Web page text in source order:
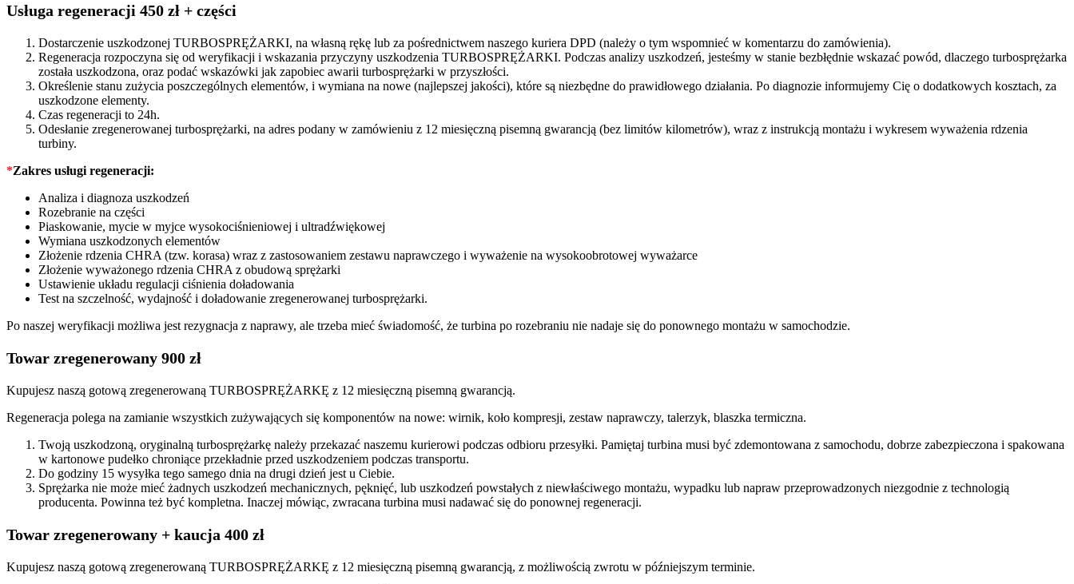
Usługa regeneracji 450 zł + części
Dostarczenie uszkodzonej TURBOSPRĘŻARKI, na własną rękę lub za pośrednictwem naszego kuriera DPD (należy o tym wspomnieć w komentarzu do zamówienia).
Regeneracja rozpoczyna się od weryfikacji i wskazania przyczyny uszkodzenia TURBOSPRĘŻARKI. Podczas analizy uszkodzeń, jesteśmy w stanie bezbłędnie wskazać powód, dlaczego turbosprężarka
została uszkodzona, oraz podać wskazówki jak zapobiec awarii turbosprężarki w przyszłości.
Określenie stanu zużycia poszczególnych elementów, i wymiana na nowe (najlepszej jakości), które są niezbędne do prawidłowego działania. Po diagnozie informujemy Cię o dodatkowych kosztach, za
uszkodzone elementy.
Czas regeneracji to 24h.
Odesłanie zregenerowanej turbosprężarki, na adres podany w zamówieniu z 12 miesięczną pisemną gwarancją (bez limitów kilometrów), wraz z instrukcją montażu i wykresem wyważenia rdzenia
turbiny.
*Zakres usługi regeneracji:
Analiza i diagnoza uszkodzeń
Rozebranie na części
Piaskowanie, mycie w myjce wysokociśnieniowej i ultradźwiękowej
Wymiana uszkodzonych elementów
Złożenie rdzenia CHRA (tzw. korasa) wraz z zastosowaniem zestawu naprawczego i wyważenie na wysokoobrotowej wyważarce
Złożenie wyważonego rdzenia CHRA z obudową sprężarki
Ustawienie układu regulacji ciśnienia doładowania
Test na szczelność, wydajność i doładowanie zregenerowanej turbosprężarki.
Po naszej weryfikacji możliwa jest rezygnacja z naprawy, ale trzeba mieć świadomość, że turbina po rozebraniu nie nadaje się do ponownego montażu w samochodzie.
Towar zregenerowany 900 zł
Kupujesz naszą gotową zregenerowaną TURBOSPRĘŻARKĘ z 12 miesięczną pisemną gwarancją.
Regeneracja polega na zamianie wszystkich zużywających się komponentów na nowe: wirnik, koło kompresji, zestaw naprawczy, talerzyk, blaszka termiczna.
Twoją uszkodzoną, oryginalną turbosprężarkę należy przekazać naszemu kurierowi podczas odbioru przesyłki. Pamiętaj turbina musi być zdemontowana z samochodu, dobrze zabezpieczona i spakowana
w kartonowe pudełko chroniące przekładnie przed uszkodzeniem podczas transportu.
Do godziny 15 wysyłka tego samego dnia na drugi dzień jest u Ciebie.
Sprężarka nie może mieć żadnych uszkodzeń mechanicznych, pęknięć, lub uszkodzeń powstałych z niewłaściwego montażu, wypadku lub napraw przeprowadzonych niezgodnie z technologią
producenta. Powinna też być kompletna. Inaczej mówiąc, zwracana turbina musi nadawać się do ponownej regeneracji.
Towar zregenerowany + kaucja 400 zł
Kupujesz naszą gotową zregenerowaną TURBOSPRĘŻARKĘ z 12 miesięczną pisemną gwarancją, z możliwością zwrotu w późniejszym terminie.